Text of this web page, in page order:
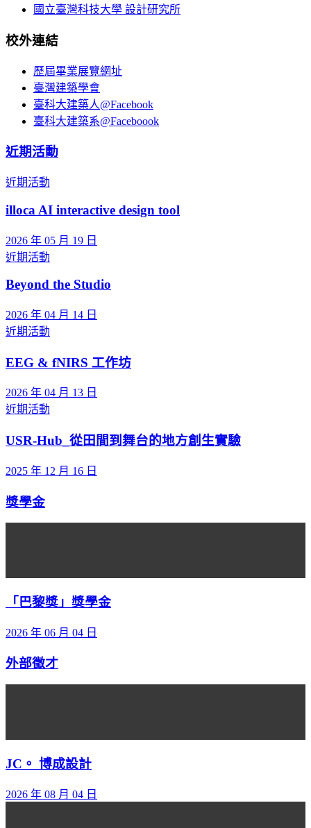
國立臺灣科技大學 設計研究所
校外連結
歷屆畢業展覽網址
臺灣建築學會
臺科大建築人@Facebook
臺科大建築系@Faceboook
近期活動
近期活動
illoca AI interactive design tool
2026 年 05 月 19 日
近期活動
Beyond the Studio
2026 年 04 月 14 日
近期活動
EEG & fNIRS 工作坊
2026 年 04 月 13 日
近期活動
USR-Hub_從田間到舞台的地方創生實驗
2025 年 12 月 16 日
獎學金
「巴黎獎」獎學金
2026 年 06 月 04 日
外部徵才
JC。 博成設計
2026 年 08 月 04 日